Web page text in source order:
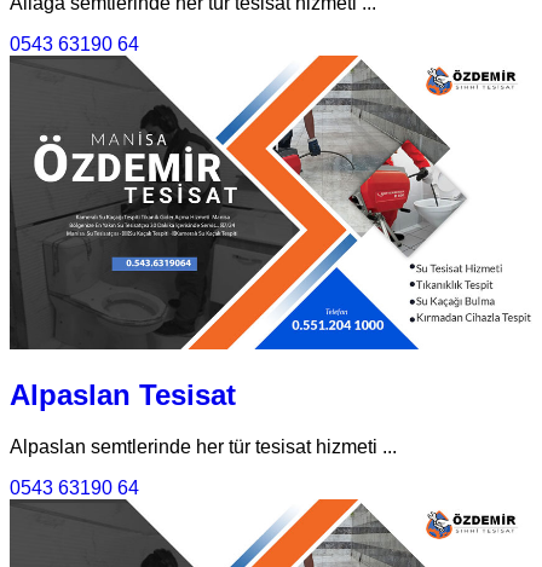
0543 63190 64
Alpaslan Tesisat
Alpaslan semtlerinde her tür tesisat hizmeti ...
0543 63190 64